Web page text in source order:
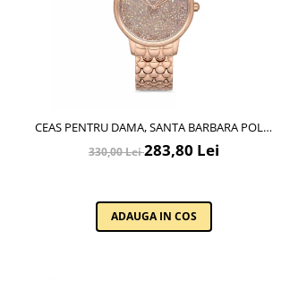
CEAS PENTRU DAMA, SANTA BARBARA POLO
UNIQUE, SB.1.10127.2
330,00 Lei283,80 Lei
ADAUGA IN COS